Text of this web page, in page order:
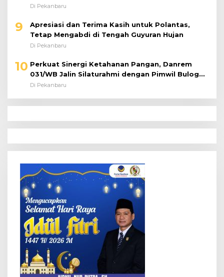
Paparan Penempatan WBP ke Lapas Terbuka
Di Pekanbaru
9
Apresiasi dan Terima Kasih untuk Polantas,
Tetap Mengabdi di Tengah Guyuran Hujan
Di Pekanbaru
10 Perkuat Sinergi Ketahanan Pangan, Danrem
031/WB Jalin Silaturahmi dengan Pimwil Bulog
Riau dan Kepri
Di Pekanbaru